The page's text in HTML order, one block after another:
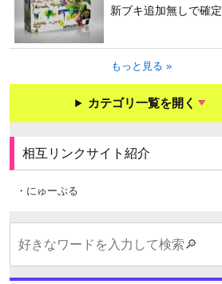
新ブキ追加無しで確定
もっと見る »
カテゴリ一覧を開く
相互リンクサイト紹介
・にゅーぷる